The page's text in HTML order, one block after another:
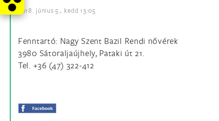
2018. június 5., kedd 13:05
Fenntartó: Nagy Szent Bazil Rendi nővérek
3980 Sátoraljaújhely, Pataki út 21.
Tel. +36 (47) 322-412